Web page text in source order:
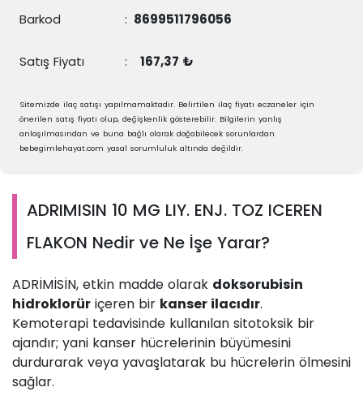
Barkod : 8699511796056
Satış Fiyatı : 167,37 ₺
Sitemizde ilaç satışı yapılmamaktadır. Belirtilen ilaç fiyatı eczaneler için
önerilen satış fiyatı olup, değişkenlik gösterebilir. Bilgilerin yanlış
anlaşılmasından ve buna bağlı olarak doğabilecek sorunlardan
bebegimlehayat.com yasal sorumluluk altında değildir.
ADRIMISIN 10 MG LIY. ENJ. TOZ ICEREN
FLAKON Nedir ve Ne İşe Yarar?
ADRİMİSİN, etkin madde olarak doksorubisin
hidroklorür içeren bir kanser ilacıdır.
Kemoterapi tedavisinde kullanılan sitotoksik bir
ajandır; yani kanser hücrelerinin büyümesini
durdurarak veya yavaşlatarak bu hücrelerin ölmesini
sağlar.